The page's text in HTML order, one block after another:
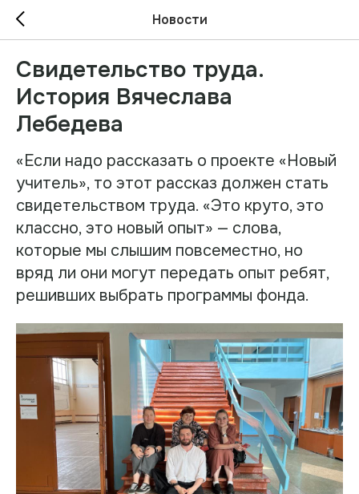
Новости
Свидетельство труда.
История Вячеслава
Лебедева
«Если надо рассказать о проекте «Новый
учитель», то этот рассказ должен стать
свидетельством труда. «Это круто, это
классно, это новый опыт» — слова,
которые мы слышим повсеместно, но
вряд ли они могут передать опыт ребят,
решивших выбрать программы фонда.